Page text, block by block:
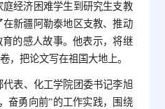
经济困难学生到研究生支教
新疆阿勒泰地区支教、推动
的感人故事。他表示，将继
，把论文写在祖国大地上。
表、化工学院团委书记李旭
奋勇向前”的工作实践，围绕